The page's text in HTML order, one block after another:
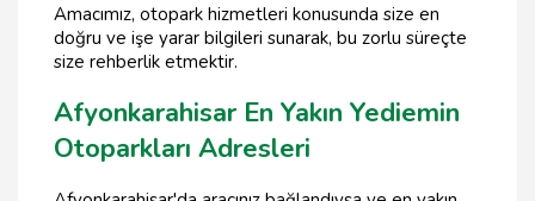
Amacımız, otopark hizmetleri konusunda size en
doğru ve işe yarar bilgileri sunarak, bu zorlu süreçte
size rehberlik etmektir.
Afyonkarahisar En Yakın Yediemin
Otoparkları Adresleri